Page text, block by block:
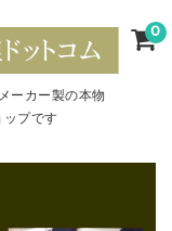
ーカー製の本物
ップです
0